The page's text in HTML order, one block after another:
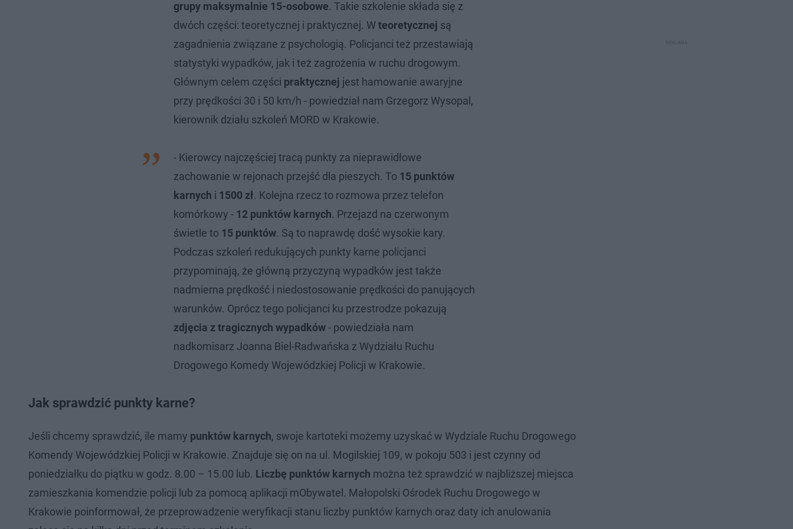
grupy maksymalnie 15-osobowe. Takie szkolenie składa się z
dwóch części: teoretycznej i praktycznej. Wteoretycznej są
zagadnienia związane z psychologią. Policjanci też przestawiają
statystyki wypadków, jak i też zagrożenia w ruchu drogowym.
Głównym celem części praktycznej jest hamowanie awaryjne
przy prędkości 30 i 50 km/h - powiedział nam Grzegorz Wysopal,
kierownik działu szkoleń MORD w Krakowie.
- Kierowcy najczęściej tracą punkty za nieprawidłowe
zachowanie w rejonach przejść dla pieszych. To 15 punktów
karnych i 1500 zł. Kolejna rzecz to rozmowa przez telefon
komórkowy - 12 punktów karnych. Przejazd na czerwonym
świetle to 15 punktów. Są to naprawdę dość wysokie kary.
Podczas szkoleń redukujących punkty karne policjanci
przypominają, że główną przyczyną wypadków jest także
nadmierna prędkość i niedostosowanie prędkości do panujących
warunków. Oprócz tego policjanci ku przestrodze pokazują
zdjęcia z tragicznych wypadków- powiedziała nam
nadkomisarz Joanna Biel-Radwańska z Wydziału Ruchu
Drogowego Komedy Wojewódzkiej Policji w Krakowie.
Jak sprawdzić punkty karne?
Jeśli chcemy sprawdzić, ile mamy punktów karnych, swoje kartoteki możemy uzyskać w Wydziale Ruchu Drogowego
Komendy Wojewódzkiej Policji w Krakowie. Znajduje się on na ul. Mogilskiej 109, w pokoju 503 i jest czynny od
poniedziałku do piątku w godz. 8.00 – 15.00 lub. Liczbę punktów karnych można też sprawdzić w najbliższej miejsca
zamieszkania komendzie policji lub za pomocą aplikacji mObywatel. Małopolski Ośrodek Ruchu Drogowego w
Krakowie poinformował, że przeprowadzenie weryfikacji stanu liczby punktów karnych oraz daty ich anulowania